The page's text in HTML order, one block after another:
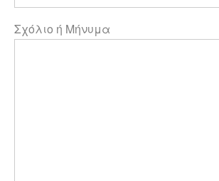
Σχόλιο ή Μήνυμα